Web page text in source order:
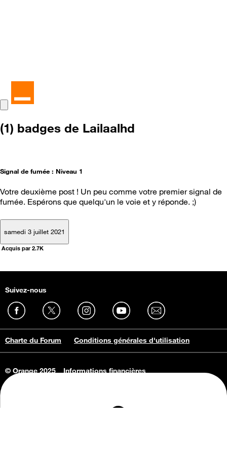
(1) badges de Lailaalhd
Signal de fumée : Niveau 1
Votre deuxième post ! Un peu comme votre premier signal de
fumée. Espérons que quelqu'un le voie et y réponde. ;)
samedi 3 juillet 2021
Acquis par 2.7K
Suivez-nous
Charte du Forum Conditions générales d'utilisation
© Orange 2025
Informations financières